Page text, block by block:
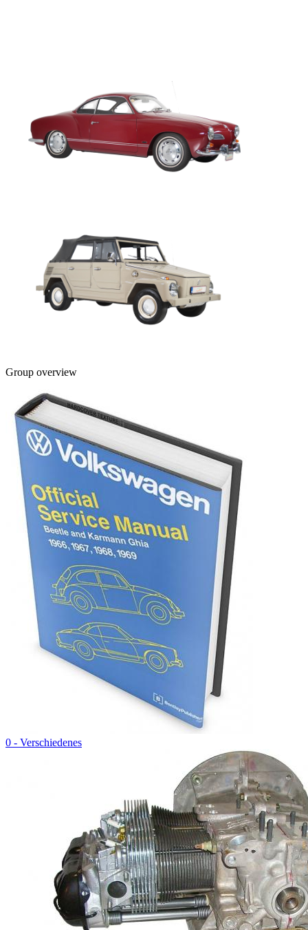
Group overview
0 - Verschiedenes